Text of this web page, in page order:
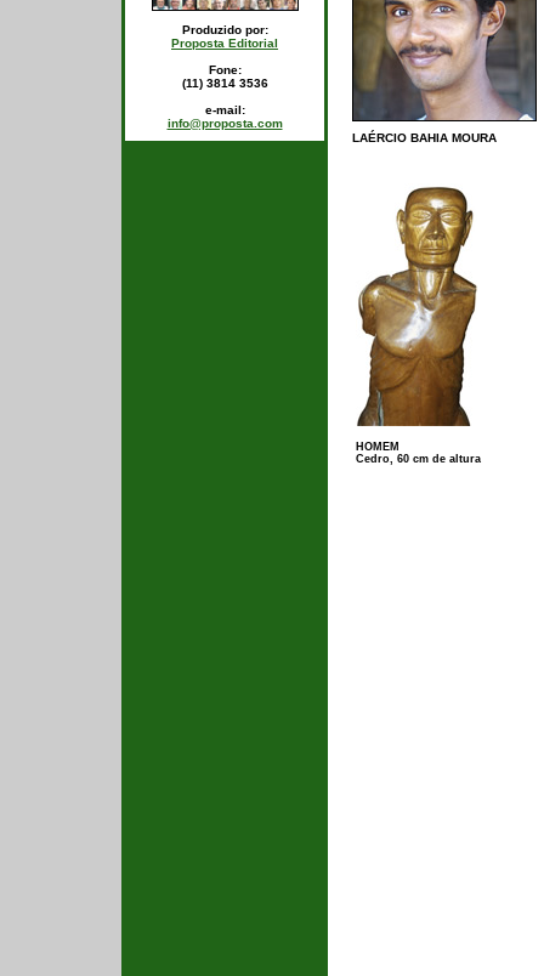
LAÉRCIO BAHIA MOURA
HOMEM
Cedro, 60 cm de altura
Produzido por:
Proposta Editorial
Fone:
(11) 3814 3536
e-mail:
info@proposta.com